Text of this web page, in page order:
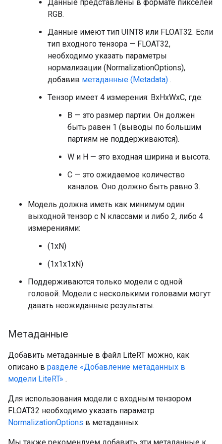
Данные представлены в формате пикселей
RGB.
Данные имеют тип UINT8 или FLOAT32. Если
тип входного тензора — FLOAT32,
необходимо указать параметры
нормализации (NormalizationOptions),
добавив метаданные (Metadata) .
Тензор имеет 4 измерения: BxHxWxC, где:
B — это размер партии. Он должен
быть равен 1 (выводы по большим
партиям не поддерживаются).
W и H — это входная ширина и высота.
C — это ожидаемое количество
каналов. Оно должно быть равно 3.
Модель должна иметь как минимум один
выходной тензор с N классами и либо 2, либо 4
измерениями:
(1xN)
(1x1x1xN)
Поддерживаются только модели с одной
головой. Модели с несколькими головами могут
давать неожиданные результаты.
Метаданные
Добавить метаданные в файл LiteRT можно, как
описано в разделе «Добавление метаданных в
модели LiteRT» .
Для использования модели с входным тензором
FLOAT32 необходимо указать параметр
NormalizationOptions в метаданных.